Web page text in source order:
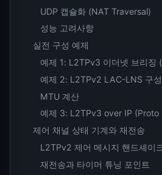
UDP 캡슐화 (NAT Traversal)
성능 고려사항
실전 구성 예제
예제 1: L2TPv3 이더넷 브리징
예제 2: L2TPv2 LAC-LNS 구
MTU 계산
예제 3: L2TPv3 over IP (Proto
제어 채널 상태 기계와 재전송
L2TPv2 제어 메시지 핸드셰이
재전송과 타이머 튜닝 포인트